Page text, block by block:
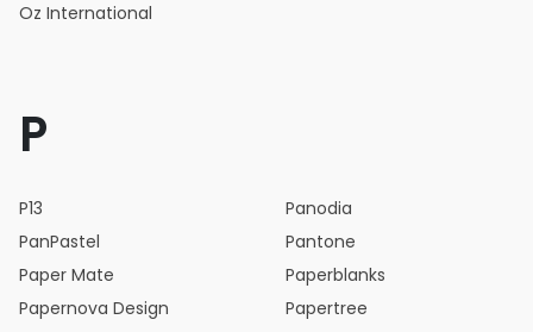
Oz International
P
P13
Panodia
PanPastel
Pantone
Paper Mate
Paperblanks
Papernova Design
Papertree